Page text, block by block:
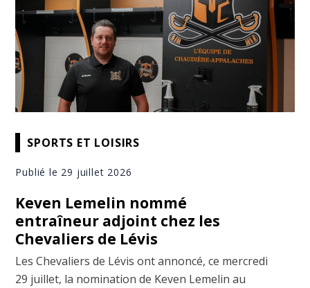
SPORTS ET LOISIRS
Publié le 29 juillet 2026
Keven Lemelin nommé
entraîneur adjoint chez les
Chevaliers de Lévis
Les Chevaliers de Lévis ont annoncé, ce mercredi
29 juillet, la nomination de Keven Lemelin au